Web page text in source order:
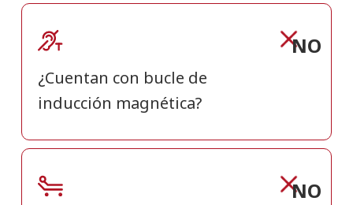
¿Cuentan con bucle de
inducción magnética?
NO
NO